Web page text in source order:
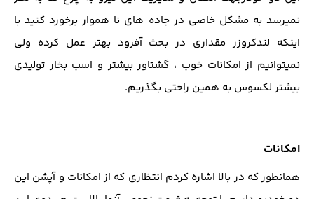
نمیرسد به مشکل خاصی در جاده های نا هموار برخورد کنید با
اینکه لندکروزر مقداری در بحث آفرود بهتر عمل کرده ولی
نمیتوانیم از امکانات خوب ، گشتاور بیشتر و اسب بخار تولیدی
بیشتر لکسوس به همین راحتی بگذریم.
امکانات
همانطور که در بالا اشاره کردم انتظاری که از امکانات و آپشن این